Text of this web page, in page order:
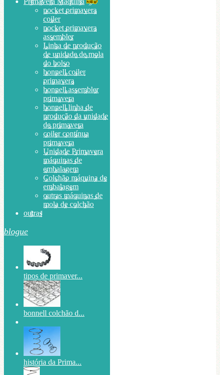
pocket primavera
coiler
pocket primavera
assembler
Linha de produção
de unidade de mola
do bolso
bonnell coiler
primavera
bonnell assembler
primavera
bonnell linha de
produção da unidade
de primavera
coiler contínua
primavera
Unidade Primavera
máquinas de
embalagem
Colchão máquina de
embalagem
outras máquinas de
mola de colchão
outras
blogue
tipos de primaver...
bonnell colchão d...
história da Prima...